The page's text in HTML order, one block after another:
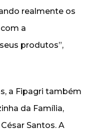
realmente os
a
produtos”,
a Fipagri também
da Família,
Santos. A